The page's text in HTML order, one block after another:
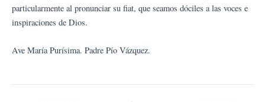
particularmente al pronunciar su fiat, que seamos dóciles a las voces e
inspiraciones de Dios.
Ave María Purísima. Padre Pío Vázquez.